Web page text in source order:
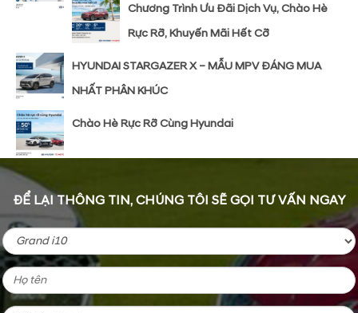
Chương Trình Ưu Đãi Dịch Vụ, Chào Hè
Rực Rỡ, Khuyến Mãi Hết Cỡ
HYUNDAI STARGAZER X – MẪU MPV ĐÁNG MUA
NHẤT PHÂN KHÚC
Chào Hè Rực Rỡ Cùng Hyundai
ĐỂ LẠI THÔNG TIN, CHÚNG TÔI SẼ GỌI TƯ VẤN NGAY